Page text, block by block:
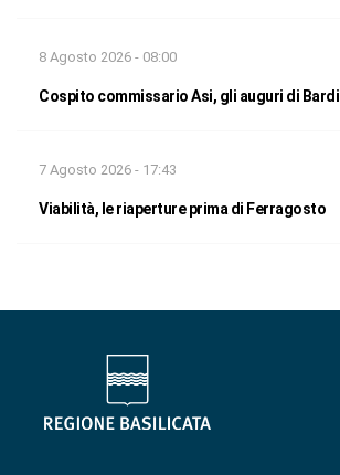
8 Agosto 2026 - 08:00
Cospito commissario Asi, gli auguri di Bardi
7 Agosto 2026 - 17:43
Viabilità, le riaperture prima di Ferragosto